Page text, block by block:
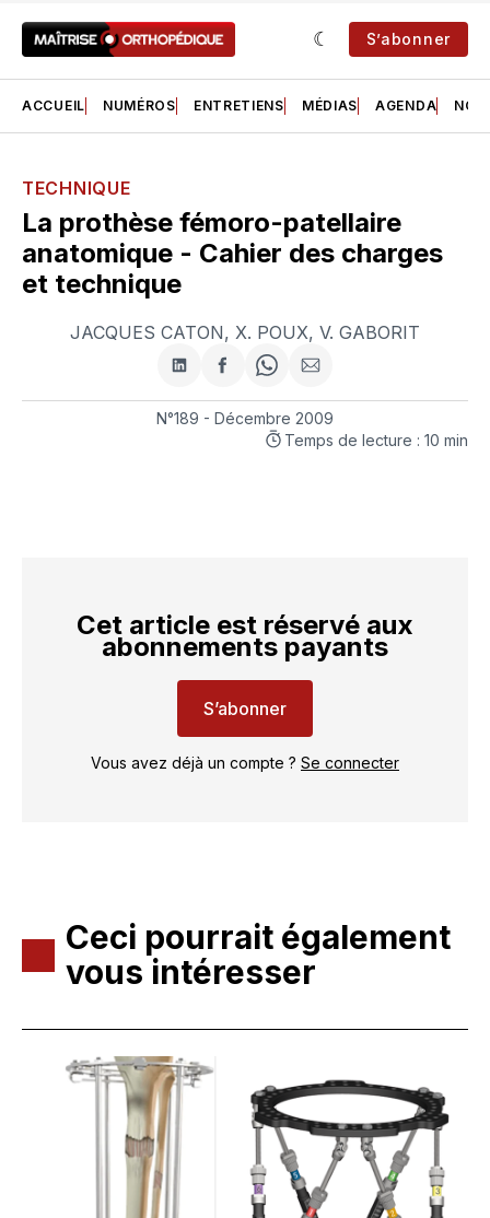
S’abonner
ACCUEIL NUMÉROS ENTRETIENS MÉDIAS AGENDA NOS
TECHNIQUE
La prothèse fémoro-patellaire
anatomique - Cahier des charges
et technique
JACQUES CATON, X. POUX, V. GABORIT
Partager
sur
LinkedIn
Partager
sur
Facebook
Share
on
WhatsApp
Partager
par
courriel
N°189 - Décembre 2009
Temps de lecture : 10 min
Cet article est réservé aux
abonnements payants
S’abonner
Vous avez déjà un compte ? Se connecter
Ceci pourrait également
vous intéresser